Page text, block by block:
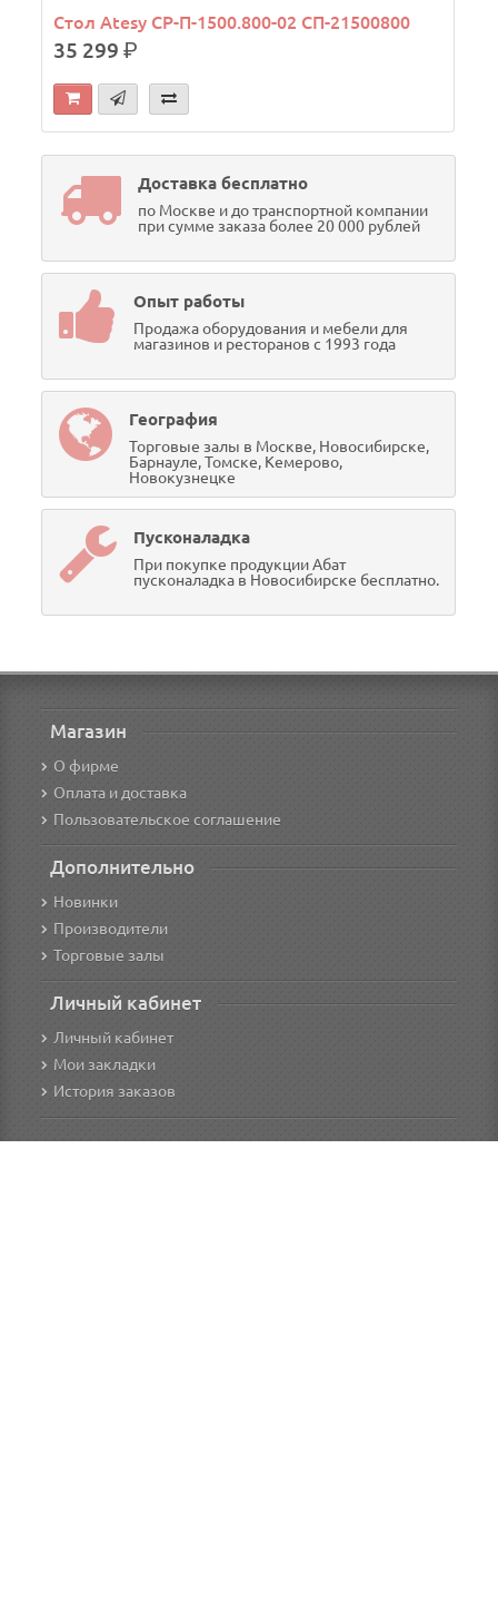
Стол Atesy СР-П-1500.800-02 СП-21500800
35 299р.
Доставка бесплатно
по Москве и до транспортной компании
при сумме заказа более 20 000 рублей
Опыт работы
Продажа оборудования и мебели для
магазинов и ресторанов с 1993 года
География
Торговые залы в Москве, Новосибирске,
Барнауле, Томске, Кемерово,
Новокузнецке
Пусконаладка
При покупке продукции Абат
пусконаладка в Новосибирске бесплатно.
Магазин
О фирме
Оплата и доставка
Пользовательское соглашение
Дополнительно
Новинки
Производители
Торговые залы
Личный кабинет
Личный кабинет
Мои закладки
История заказов